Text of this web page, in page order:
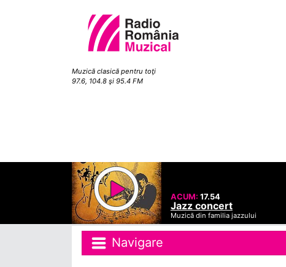
Muzică clasică pentru toţi
97.6, 104.8 şi 95.4 FM
ACUM: 17.54
Jazz concert
Muzică din familia jazzului
Navigare